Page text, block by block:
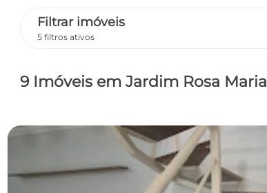
Filtrar imóveis
5 filtros ativos
9 Imóveis em Jardim Rosa Maria